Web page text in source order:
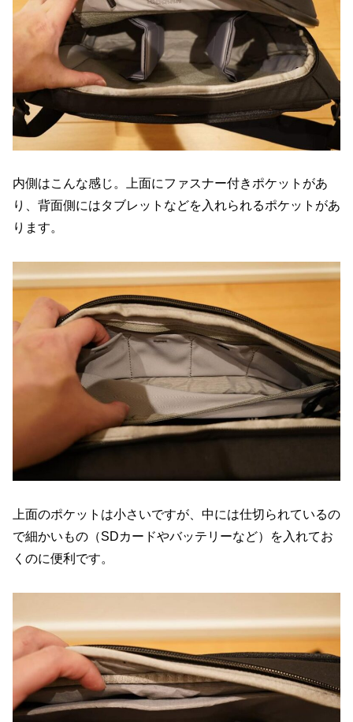
内側はこんな感じ。上面にファスナー付きポケットがあ
り、背面側にはタブレットなどを入れられるポケットがあ
ります。
上面のポケットは小さいですが、中には仕切られているの
で細かいもの（SDカードやバッテリーなど）を入れてお
くのに便利です。